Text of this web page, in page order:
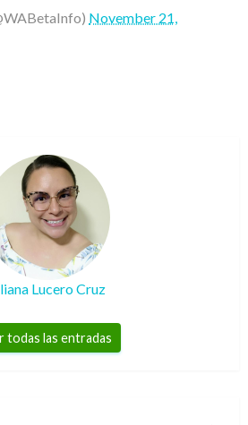
November 21,
Lucero Cruz
todas las entradas